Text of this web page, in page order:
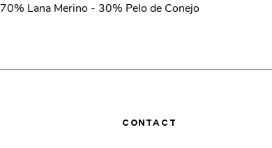
70% Lana Merino - 30% Pelo de Conejo
CONTACT